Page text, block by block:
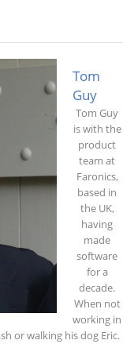
Tom
Guy
Tom Guy
is with the
product
team at
Faronics,
based in
the UK,
having
made
software
for a
decade.
When not
working in
or walking his dog Eric.